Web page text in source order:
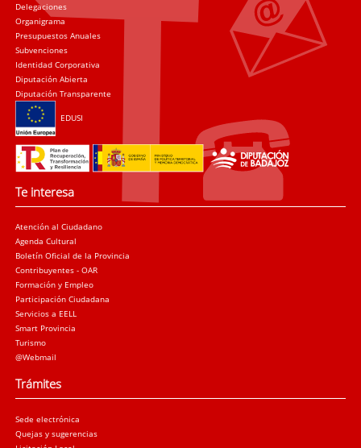
Delegaciones
Organigrama
Presupuestos Anuales
Subvenciones
Identidad Corporativa
Diputación Abierta
Diputación Transparente
EDUSI
Te interesa
Atención al Ciudadano
Agenda Cultural
Boletín Oficial de la Provincia
Contribuyentes - OAR
Formación y Empleo
Participación Ciudadana
Servicios a EELL
Smart Provincia
Turismo
@Webmail
Trámites
Sede electrónica
Quejas y sugerencias